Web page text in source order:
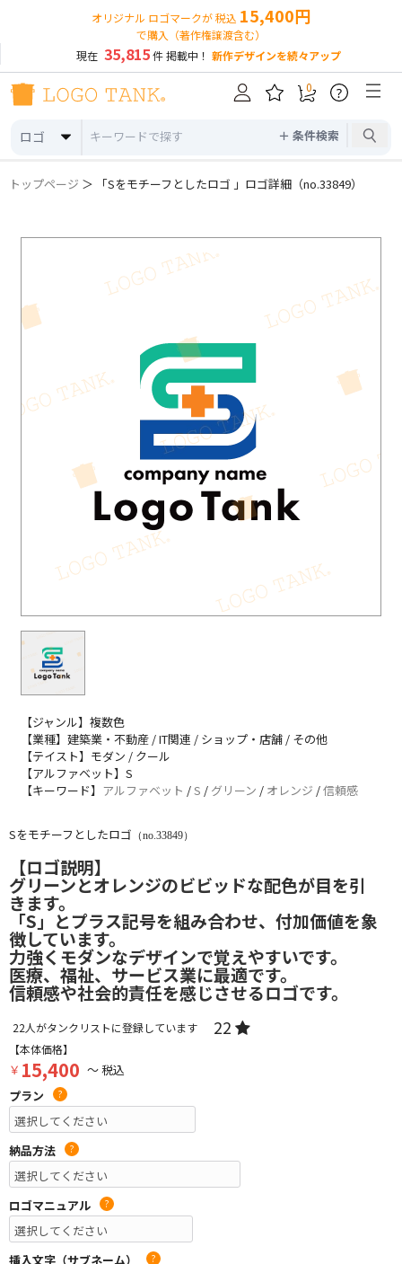
オリジナル ロゴマークが 税込 15,400円
で購入（著作権譲渡含む）
現在 35,815件 掲載中！ 新作デザインを続々アップ
ロゴ ＋ 条件検索
0 ?
トップページ ＞ 「Sをモチーフとしたロゴ 」ロゴ詳細（no.33849）
【ジャンル】複数色
【業種】建築業・不動産 / IT関連 / ショップ・店舗 / その他
【テイスト】モダン / クール
【アルファベット】S
【キーワード】 アルファベット /S / グリーン / オレンジ /信頼感
Sをモチーフとしたロゴ （no.33849）
【ロゴ説明】
グリーンとオレンジのビビッドな配色が目を引
きます。
「S」とプラス記号を組み合わせ、付加価値を象
徴しています。
力強くモダンなデザインで覚えやすいです。
医療、福祉、サービス業に最適です。
信頼感や社会的責任を感じさせるロゴです。
22人がタンクリストに登録しています 22
【本体価格】
￥ 15,400 ～ 税込
プラン
?
納品方法 ?
ロゴマニュアル ?
挿入文字（サブネーム） ?